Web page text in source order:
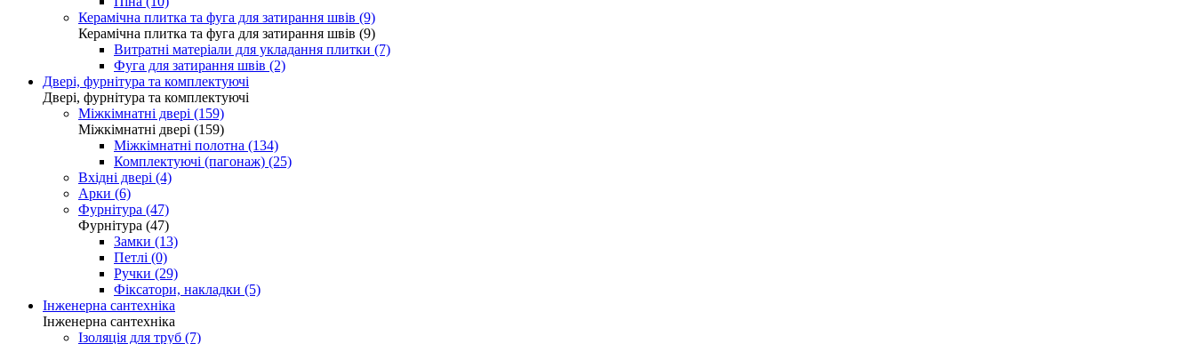
Керамічна плитка та фуга для затирання швів (9)
Керамічна плитка та фуга для затирання швів (9)
Витратні матеріали для укладання плитки (7)
Фуга для затирання швів (2)
Двері, фурнітура та комплектуючі
Двері, фурнітура та комплектуючі
Міжкімнатні двері (159)
Міжкімнатні двері (159)
Міжкімнатні полотна (134)
Комплектуючі (пагонаж) (25)
Вхідні двері (4)
Арки (6)
Фурнітура (47)
Фурнітура (47)
Замки (13)
Петлі (0)
Ручки (29)
Фіксатори, накладки (5)
Інженерна сантехніка
Інженерна сантехніка
Ізоляція для труб (7)